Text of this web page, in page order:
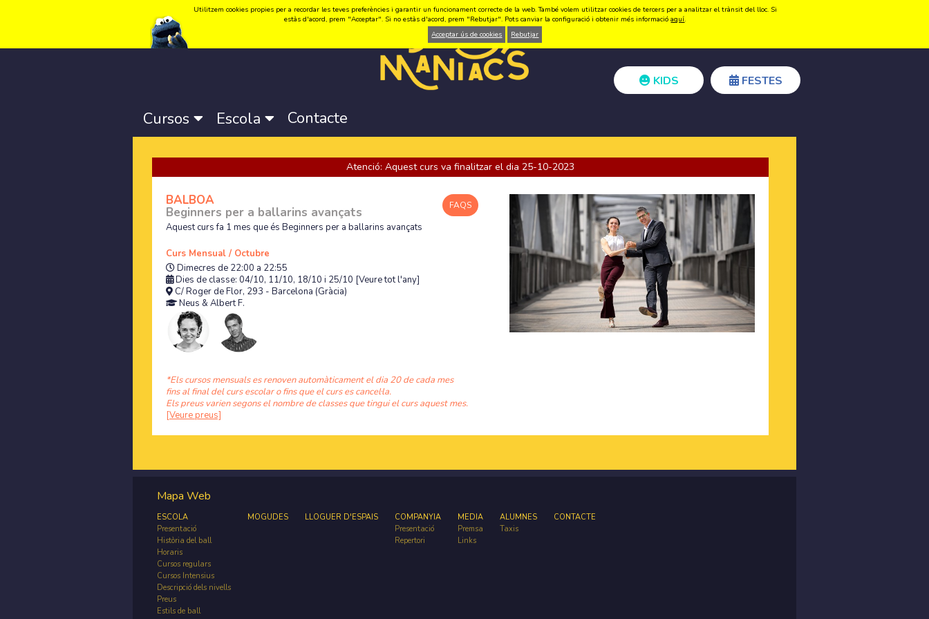
Idioma:Català -Castellano-English Registrar-se Accedir
KIDS FESTES
Cursos Escola Contacte
Atenció: Aquest curs va finalitzar el dia 25-10-2023
FAQS
BALBOA
Beginners per a ballarins avançats
Aquest curs fa 1 mes que és Beginners per a ballarins avançats
Curs Mensual / Octubre
Dimecres de 22:00 a 22:55
Dies de classe: 04/10, 11/10, 18/10 i 25/10 [Veure tot l'any]
C/ Roger de Flor, 293 - Barcelona (Gràcia)
Neus & Albert F.
*Els cursos mensuals es renoven automàticament el dia 20 de cada mes
fins al final del curs escolar o fins que el curs es cancel·la.
Els preus varien segons el nombre de classes que tingui el curs aquest mes.
[Veure preus]
Mapa Web
ESCOLA
Presentació
Història del ball
Horaris
Cursos regulars
Cursos Intensius
Descripció dels nivells
Preus
Estils de ball
MOGUDES LLOGUER D'ESPAIS
COMPANYIA
Presentació
Repertori
MEDIA
Premsa
Links
ALUMNES
Taxis
CONTACTE
Utilitzem cookies propies per a recordar les teves preferències i garantir un funcionament correcte de la web. També volem utilitzar cookies de tercers per a analitzar el trànsit del lloc. Si
estàs d'acord, prem "Acceptar". Si no estàs d'acord, prem "Rebutjar". Pots canviar la configuració i obtenir més informacióaquí.
Acceptar ús de cookies
Rebutjar